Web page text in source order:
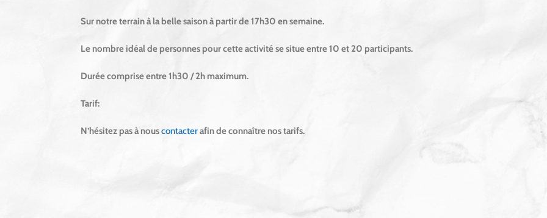
Sur notre terrain à la belle saison à partir de 17h30 en semaine.
Le nombre idéal de personnes pour cette activité se situe entre 10 et 20 participants.
Durée comprise entre 1h30 / 2h maximum.
Tarif:
N’hésitez pas à nouscontacterafin de connaître nos tarifs.